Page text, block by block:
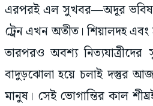
এরপরই এল সুখবর—অদূর
ট্রেন এখন অতীত। শিয়ালদহ
তারপরও অবশ্য
বাদুড়ঝোলা হয়ে চলাই দস্তুর
মানুষ। সেই ভোগান্তির কাল